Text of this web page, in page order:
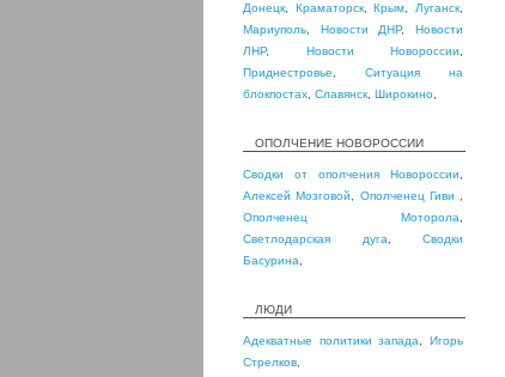
Донецк Краматорск,Крым Луганск
Мариуполь
Новости ДНР,Новости
ЛНР, Новости Новороссии
Приднестровье
Ситуация на
блокпостах Славянск Широкино
ОПОЛЧЕНИЕ НОВОРОССИИ
Сводки от ополчения Новороссии
Алексей Мозговой
Ополченец Гиви
Ополченец Моторола
Светлодарская дуга
Сводки
Басурина
ЛЮДИ
Адекватные политики запада ,Игорь
Стрелков